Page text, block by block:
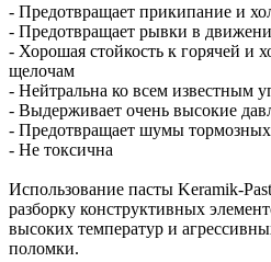
- Предотвращает прикипание и
- Предотвращает рывки в
- Хорошая стойкость к горячей и
щелочам
- Нейтральна ко всем известным
- Выдерживает очень высокие
- Предотвращает шумы
- Не токсична
Использование пасты Keramik-
разборку конструктивных
высоких температур и
поломки.